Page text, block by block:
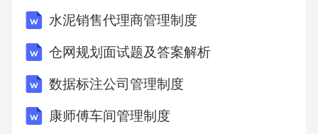
1
14.反比例函数y=(的图象经过4C两点，A20B为
等腰三角形,CB1%轴且△ABC的面积为2,
则k的值为________.
水泥销售代理商管理制度
仓网规划面试题及答案解析
数据标注公司管理制度
康师傅车间管理制度